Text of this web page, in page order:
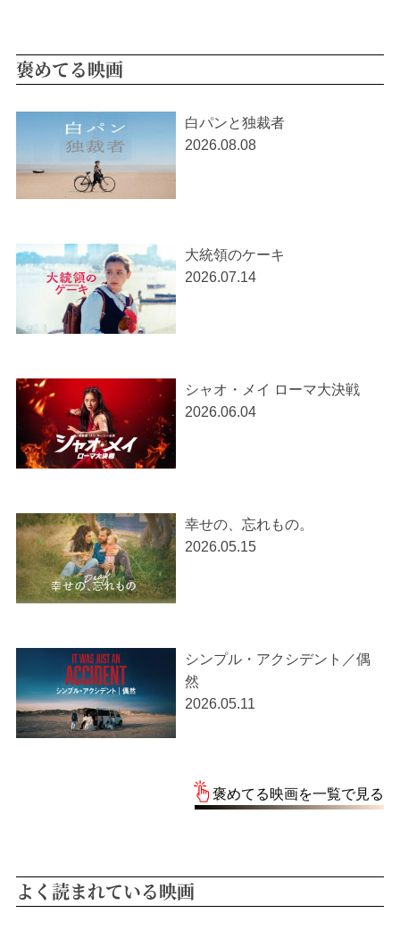
褒めてる映画
白パンと独裁者
2026.08.08
大統領のケーキ
2026.07.14
シャオ・メイ ローマ大決戦
2026.06.04
幸せの、忘れもの。
2026.05.15
シンプル・アクシデント／偶
然
2026.05.11
褒めてる映画を一覧で見る
よく読まれている映画